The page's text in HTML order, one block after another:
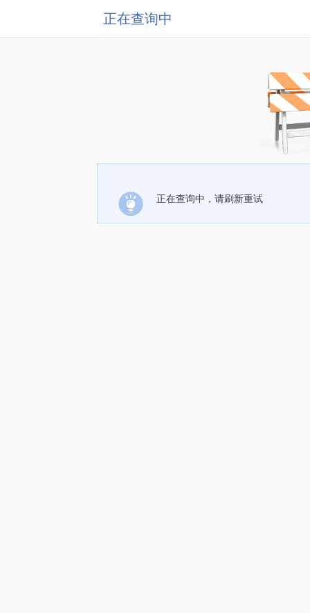
正在查询中
正在查询中，请刷新重试